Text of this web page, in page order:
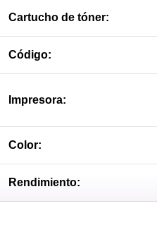
Cartucho de tóner:
Código:
Impresora:
Color:
Rendimiento: